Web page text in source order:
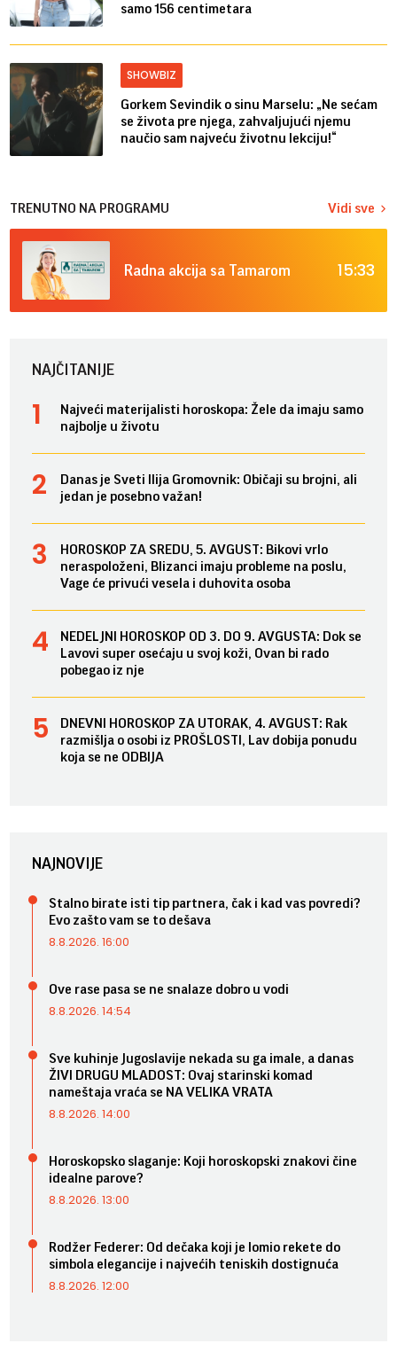
samo 156 centimetara
SHOWBIZ
Gorkem Sevindik o sinu Marselu: „Ne sećam
se života pre njega, zahvaljujući njemu
naučio sam najveću životnu lekciju!“
TRENUTNO NA PROGRAMU Vidi sve
Radna akcija sa Tamarom 15:33
NAJČITANIJE
Najveći materijalisti horoskopa: Žele da imaju samo
najbolje u životu
Danas je Sveti Ilija Gromovnik: Običaji su brojni, ali
jedan je posebno važan!
HOROSKOP ZA SREDU, 5. AVGUST: Bikovi vrlo
neraspoloženi, Blizanci imaju probleme na poslu,
Vage će privući vesela i duhovita osoba
NEDELJNI HOROSKOP OD 3. DO 9. AVGUSTA: Dok se
Lavovi super osećaju u svoj koži, Ovan bi rado
pobegao iz nje
DNEVNI HOROSKOP ZA UTORAK, 4. AVGUST: Rak
razmišlja o osobi iz PROŠLOSTI, Lav dobija ponudu
koja se ne ODBIJA
NAJNOVIJE
Stalno birate isti tip partnera, čak i kad vas povredi?
Evo zašto vam se to dešava
8.8.2026. 16:00
Ove rase pasa se ne snalaze dobro u vodi
8.8.2026. 14:54
Sve kuhinje Jugoslavije nekada su ga imale, a danas
ŽIVI DRUGU MLADOST: Ovaj starinski komad
nameštaja vraća se NA VELIKA VRATA
8.8.2026. 14:00
Horoskopsko slaganje: Koji horoskopski znakovi čine
idealne parove?
8.8.2026. 13:00
Rodžer Federer: Od dečaka koji je lomio rekete do
simbola elegancije i najvećih teniskih dostignuća
8.8.2026. 12:00